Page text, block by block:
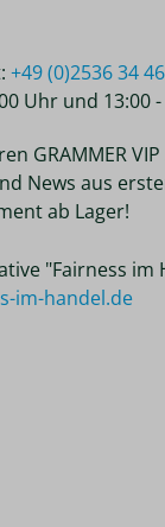
+49 (0)2536 34
Uhr und 13:00
GRAMMER
News aus
ab Lager!
"Fairness
im-handel.de